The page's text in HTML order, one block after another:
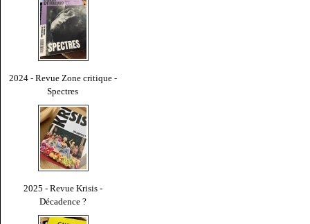
2024 - Revue Zone critique -
Spectres
2025 - Revue Krisis -
Décadence ?